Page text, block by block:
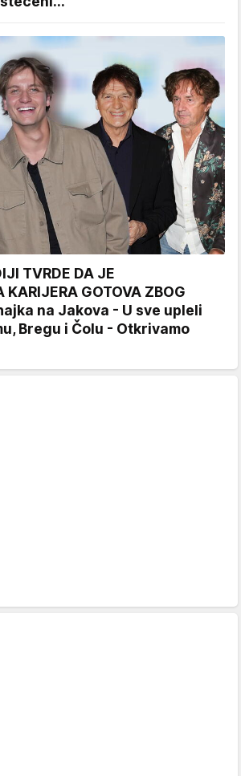
TVRDE DA JE
KARIJERA GOTOVA ZBOG
na Jakova - U sve upleli
Bregu i Čolu - Otkrivamo